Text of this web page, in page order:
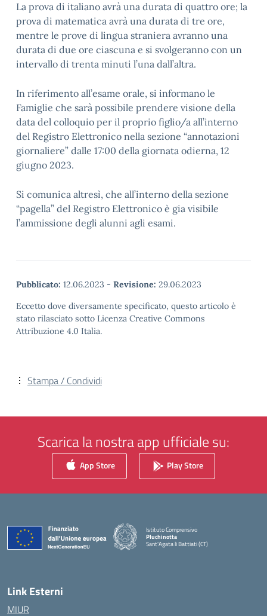
La prova di italiano avrà una durata di quattro ore; la
prova di matematica avrà una durata di tre ore,
mentre le prove di lingua straniera avranno una
durata di due ore ciascuna e si svolgeranno con un
intervallo di trenta minuti l’una dall’altra.
In riferimento all’esame orale, si informano le
Famiglie che sarà possibile prendere visione della
data del colloquio per il proprio figlio/a all’interno
del Registro Elettronico nella sezione “annotazioni
giornaliere” dalle 17:00 della giornata odierna, 12
giugno 2023.
Si comunica altresì, che all’interno della sezione
“pagella” del Registro Elettronico è gia visibile
l’ammissione degli alunni agli esami.
Pubblicato: 12.06.2023 - Revisione: 29.06.2023
Eccetto dove diversamente specificato, questo articolo è
stato rilasciato sotto Licenza Creative Commons
Attribuzione 4.0 Italia.
Stampa / Condividi
Scarica la nostra app ufficiale su:
App Store Play Store
Istituto Comprensivo
Pluchinotta
Sant'Agata li Battiati (CT)
— Visita la pagina iniziale della scuola
Link Esterni
MIUR